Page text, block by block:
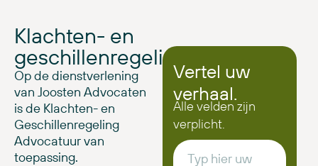
Klachten- en
geschillenregeling
Op de dienstverlening
van Joosten Advocaten
is de Klachten- en
Geschillenregeling
Advocatuur van
toepassing.
Vertel uw
verhaal.
Alle velden zijn
verplicht.